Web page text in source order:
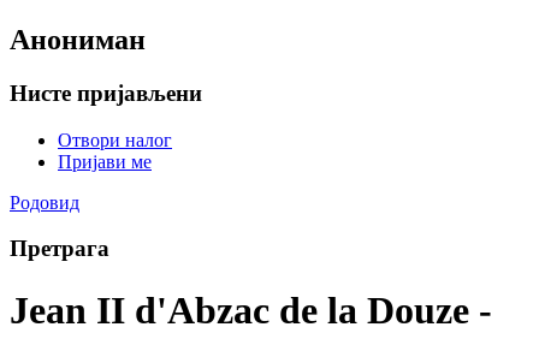
Анониман
Нисте пријављени
Отвори налог
Пријави ме
Родовид
Претрага
Jean II d'Abzac de la Douze -